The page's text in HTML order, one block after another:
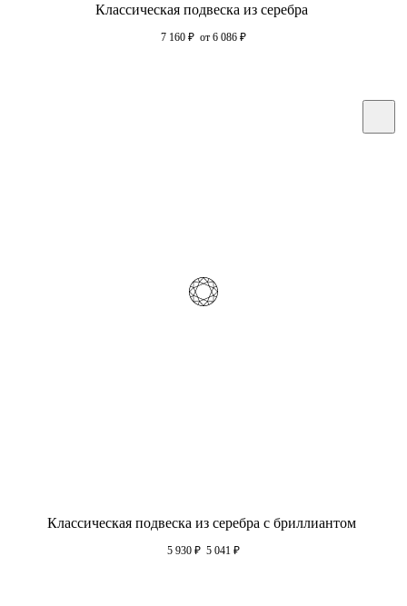
Классическая подвеска из серебра
7 160 ₽ от 6 086 ₽
Классическая подвеска из серебра с бриллиантом
5 930 ₽ 5 041 ₽